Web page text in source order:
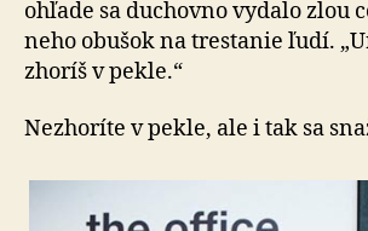
ohľade sa duchovno vydalo zlou
neho obušok na trestanie ľudí.
zhoríš v pekle.“
Nezhoríte v pekle, ale i tak sa